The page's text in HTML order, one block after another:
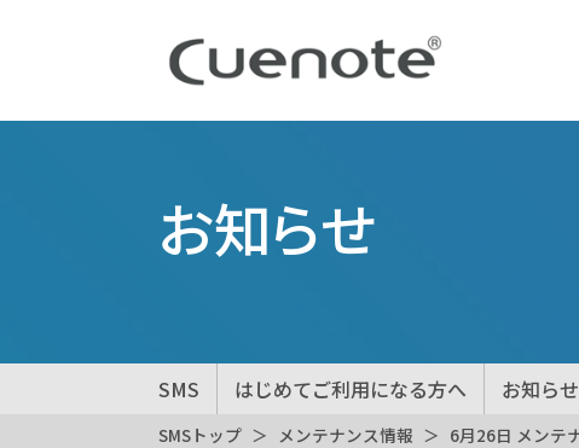
お知らせ
SMS はじめてご利用になる方へ お知らせ
SMSトップ メンテナンス情報 6月26日 メンテ